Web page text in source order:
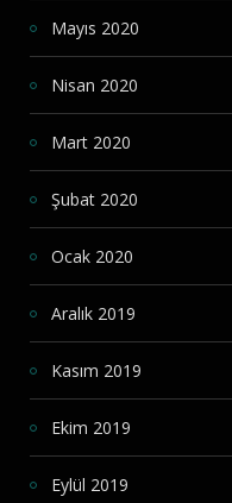
Mayıs 2020
Nisan 2020
Mart 2020
Şubat 2020
Ocak 2020
Aralık 2019
Kasım 2019
Ekim 2019
Eylül 2019